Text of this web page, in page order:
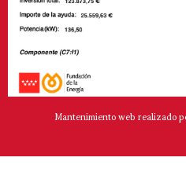
Mantenimiento web realizado